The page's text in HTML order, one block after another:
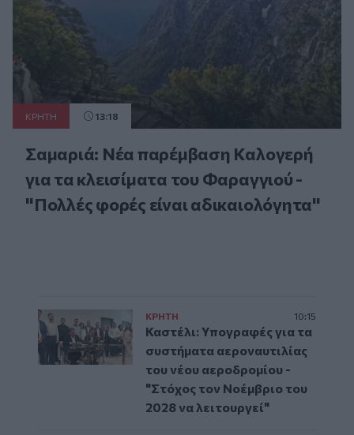
ΚΡΗΤΗ 13:18
Σαμαριά: Νέα παρέμβαση Καλογερή
για τα κλεισίματα του Φαραγγιού -
"Πολλές φορές είναι αδικαιολόγητα"
ΚΡΗΤΗ 10:15
Καστέλι: Υπογραφές για τα
συστήματα αεροναυτιλίας
του νέου αεροδρομίου -
"Στόχος τον Νοέμβριο του
2028 να λειτουργεί"